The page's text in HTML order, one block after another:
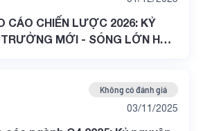
CÁO CHIẾN LƯỢC 2026: KỶ
MỚI - SÓNG LỚN HÓA
Không có đánh giá
03/11/2025